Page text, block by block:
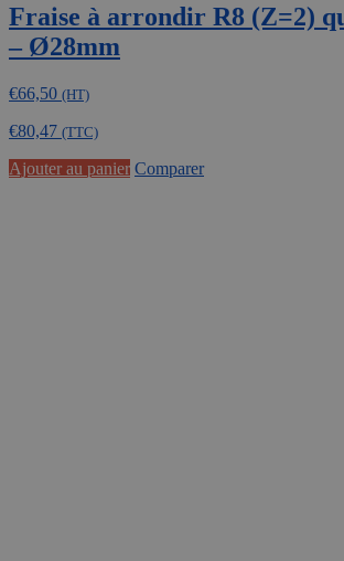
Fraise à arrondir R8 (Z=2)
– Ø28mm
€66,50 (HT)
€80,47 (TTC)
Ajouter au panier Comparer